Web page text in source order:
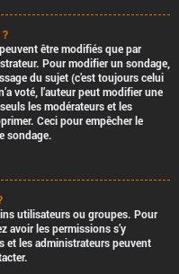
être modifiés que par
Pour modifier un sondage,
du sujet (c’est toujours celui
voté, l’auteur peut modifier une
les modérateurs et les
Ceci pour empêcher le
sondage.
utilisateurs ou groupes. Pour
avoir les permissions s’y
et les administrateurs peuvent